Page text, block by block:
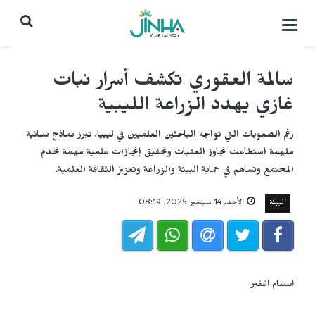
التحكم
سالمة العقوري تكشف أسرار نبات
غازي يهدد الزراعة الليبية
رغم الصعوبات التي تواجه الباحثين العلميين في ليبيا، تبرز نماذج نسائية
ملهمة استطاعت تجاوز العقبات وتحقيق إنجازات علمية مهمة تخدم
المجتمع وتساهم في حماية البيئة والزراعة وتعزيز الثقافة العلمية.
البيئة الأحد, 14 سبتمبر 2025, 08:19
ابتسام اغفير